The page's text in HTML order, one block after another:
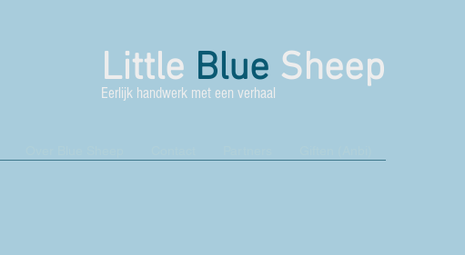
Little Blue Sheep
Eerlijk handwerk met een verhaal